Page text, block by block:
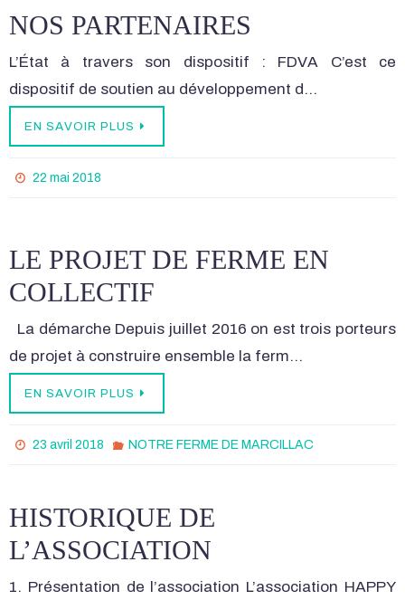
NOS PARTENAIRES
L’État à travers son dispositif : FDVA C’est ce
dispositif de soutien au développement d…
EN SAVOIR PLUS
22 mai 2018
LE PROJET DE FERME EN
COLLECTIF
La démarche Depuis juillet 2016 on est trois porteurs
de projet à construire ensemble la ferm…
EN SAVOIR PLUS
23 avril 2018 NOTRE FERME DE MARCILLAC
HISTORIQUE DE
L’ASSOCIATION
1. Présentation de l’association L’association HAPPY